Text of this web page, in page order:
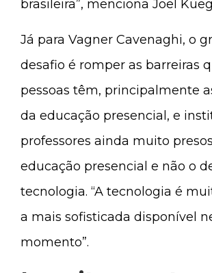
brasileira”, menciona Joel
Já para Vagner Cavenaghi, o
desafio é romper as barreiras
pessoas têm, principalmente
da educação presencial, e
professores ainda muito
educação presencial e não o
tecnologia. “A tecnologia é
a mais sofisticada disponível
momento”.